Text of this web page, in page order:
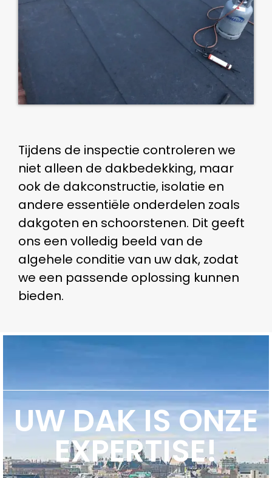
Tijdens de inspectie controleren we
niet alleen de dakbedekking, maar
ook de dakconstructie, isolatie en
andere essentiële onderdelen zoals
dakgoten en schoorstenen. Dit geeft
ons een volledig beeld van de
algehele conditie van uw dak, zodat
we een passende oplossing kunnen
bieden.
UW DAK IS ONZE
EXPERTISE!